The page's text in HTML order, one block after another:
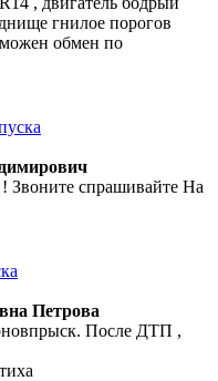
гнилое порогов
обмен по
Звоните спрашивайте На
Петрова
После ДТП ,